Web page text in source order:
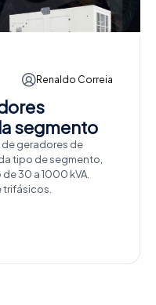
Renaldo Correia
segmento
geradores de
tipo de segmento,
30 a 1000 kVA.
trifásicos.